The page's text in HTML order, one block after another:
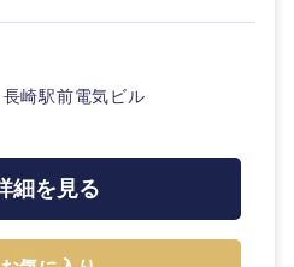
・事業投資
レル・消費財
岩手県
山形県
力ください
崎駅前電気ビル
細を見る